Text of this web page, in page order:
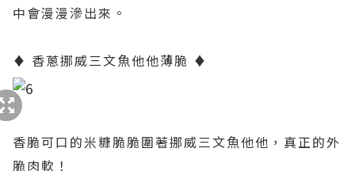
中會漫漫滲出來。
♦ 香蔥挪威三文魚他他薄脆 ♦
香脆可口的米糠脆脆圍著挪威三文魚他他，真正的外
脆肉軟！